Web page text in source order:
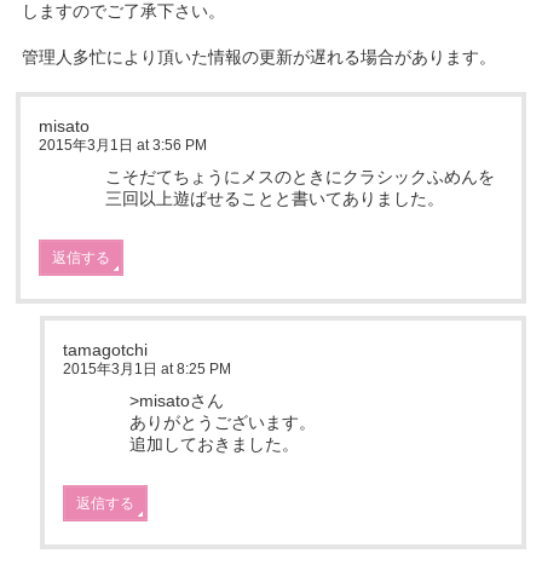
しますのでご了承下さい。
管理人多忙により頂いた情報の更新が遅れる場合があります。
misato
2015年3月1日 at 3:56 PM
こそだてちょうにメスのときにクラシックふめんを
三回以上遊ばせることと書いてありました。
返信する
tamagotchi
2015年3月1日 at 8:25 PM
>misatoさん
ありがとうございます。
追加しておきました。
返信する